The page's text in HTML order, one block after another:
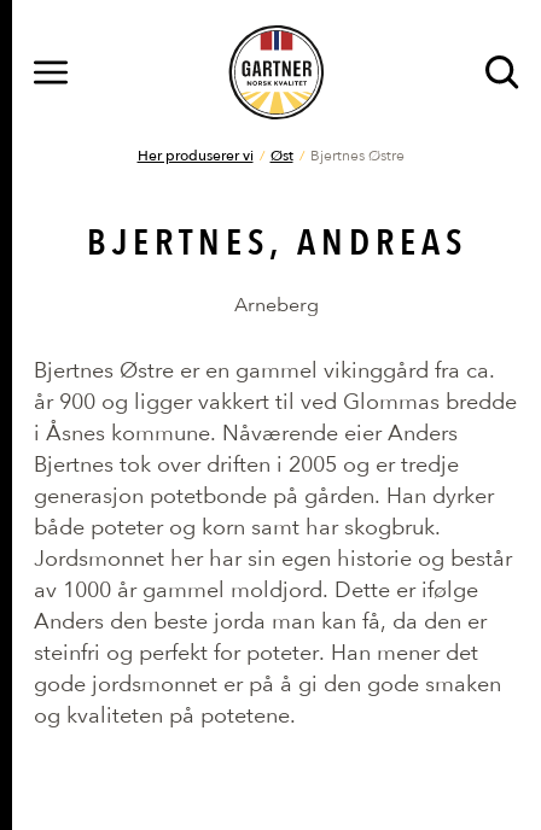
DU ER HERHer produserer vi Øst Bjertnes Østre
BJERTNES, ANDREAS
Arneberg
Bjertnes Østre er en gammel vikinggård fra ca.
år 900 og ligger vakkert til ved Glommas bredde
i Åsnes kommune. Nåværende eier Anders
Bjertnes tok over driften i 2005 og er tredje
generasjon potetbonde på gården. Han dyrker
både poteter og korn samt har skogbruk.
Jordsmonnet her har sin egen historie og består
av 1000 år gammel moldjord. Dette er ifølge
Anders den beste jorda man kan få, da den er
steinfri og perfekt for poteter. Han mener det
gode jordsmonnet er på å gi den gode smaken
og kvaliteten på potetene.